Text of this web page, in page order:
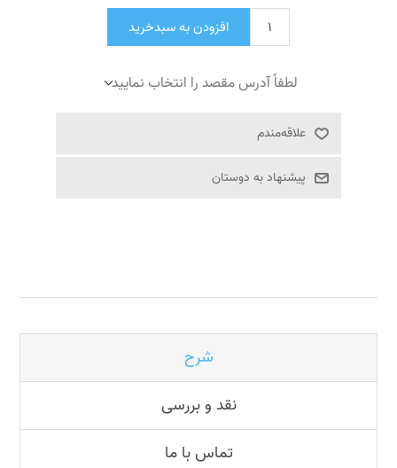
افزودن به سبدخرید
لطفاً آدرس مقصد را انتخاب نمایید
علاقه‌مندم
پیشنهاد به دوستان
شرح
نقد و بررسی
تماس با ما